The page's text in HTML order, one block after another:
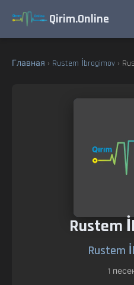
Qirim.Online
Главная › Rustem İbragimov ›
Rustem
Rustem
1